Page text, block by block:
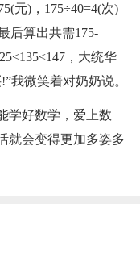
元)，175÷40=4(次)
后算出共需175-
，大统华
我微笑着对奶奶说。
学好数学，爱上数
就会变得更加多姿多